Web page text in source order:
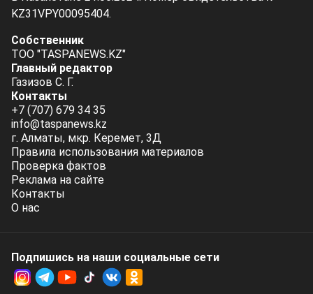
KZ31VPY00095404.
Собственник
ТОО "TASPANEWS.KZ"
Главный редактор
Газизов С. Г.
Контакты
+7 (707) 679 34 35
info@taspanews.kz
г. Алматы, мкр. Керемет, 3Д
Правила использования материалов
Проверка фактов
Реклама на сайте
Контакты
О нас
Подпишись на наши социальные cети